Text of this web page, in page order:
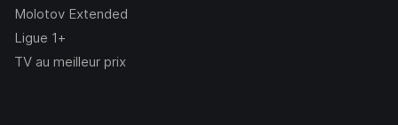
Molotov Extended
Ligue 1+
TV au meilleur prix